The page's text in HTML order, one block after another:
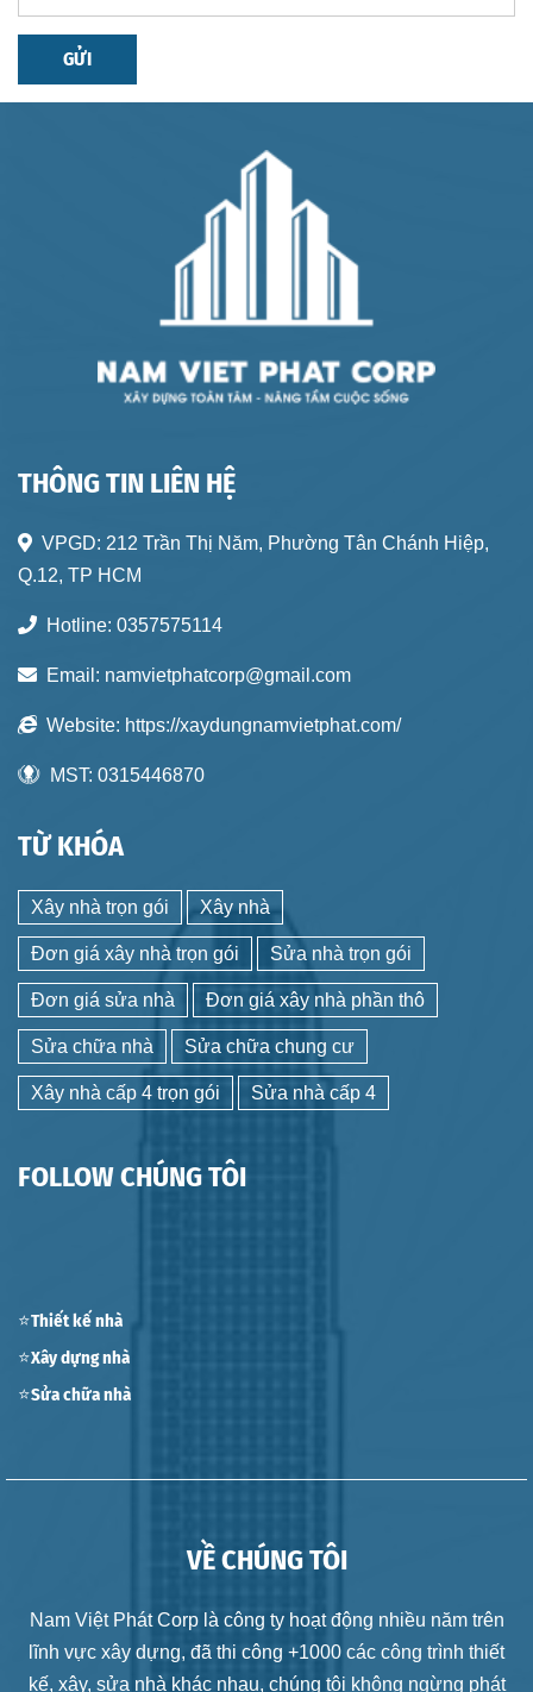
GỬI
THÔNG TIN LIÊN HỆ
VPGD: 212 Trần Thị Năm, Phường Tân Chánh Hiệp,
Q.12, TP HCM
Hotline: 0357575114
Email: namvietphatcorp@gmail.com
Website: https://xaydungnamvietphat.com/
MST: 0315446870
TỪ KHÓA
Xây nhà trọn gói Xây nhà
Đơn giá xây nhà trọn gói Sửa nhà trọn gói
Đơn giá sửa nhà Đơn giá xây nhà phần thô
Sửa chữa nhà Sửa chữa chung cư
Xây nhà cấp 4 trọn gói Sửa nhà cấp 4
FOLLOW CHÚNG TÔI
⭐Thiết kế nhà
⭐Xây dựng nhà
⭐Sửa chữa nhà
VỀ CHÚNG TÔI
Nam Việt Phát Corp là công ty hoạt động nhiều năm trên
lĩnh vực xây dựng, đã thi công +1000 các công trình thiết
kế, xây, sửa nhà khác nhau, chúng tôi không ngừng phát